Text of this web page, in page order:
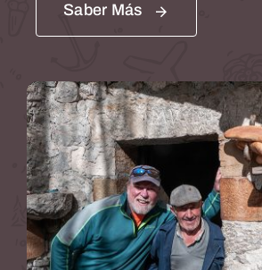
Saber Más